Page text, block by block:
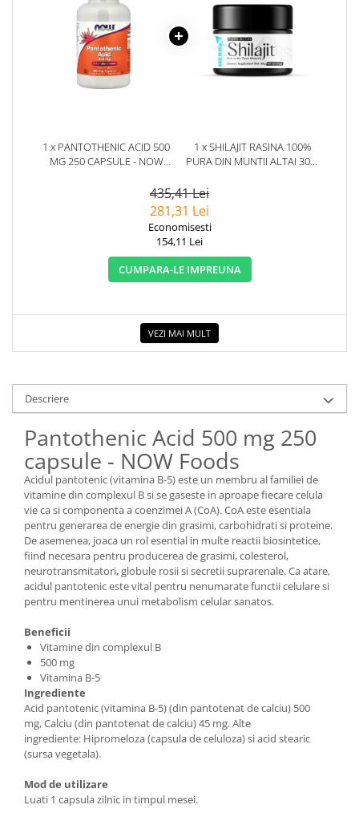
1 x PANTOTHENIC ACID 500
MG 250 CAPSULE - NOW
1 x SHILAJIT RASINA 100%
PURA DIN MUNTII ALTAI 30G.
435,41 Lei
281,31 Lei
Economisesti
154,11 Lei
CUMPARA-LE IMPREUNA
VEZI MAI MULT
Descriere
Pantothenic Acid 500 mg 250
capsule - NOW Foods
Acidul pantotenic (vitamina B-5) este un membru al familiei de
vitamine din complexul B si se gaseste in aproape fiecare celula
vie ca si componenta a coenzimei A (CoA). CoA este esentiala
pentru generarea de energie din grasimi, carbohidrati si proteine.
De asemenea, joaca un rol esential in multe reactii biosintetice,
fiind necesara pentru producerea de grasimi, colesterol,
neurotransmitatori, globule rosii si secretii suprarenale. Ca atare,
acidul pantotenic este vital pentru nenumarate functii celulare si
pentru mentinerea unui metabolism celular sanatos.
Beneficii
Vitamine din complexul B
500 mg
Vitamina B-5
Ingrediente
Acid pantotenic (vitamina B-5) (din pantotenat de calciu) 500
mg, Calciu (din pantotenat de calciu) 45 mg. Alte
ingrediente: Hipromeloza (capsula de celuloza) si acid stearic
(sursa vegetala).
Mod de utilizare
Luati 1 capsula zilnic in timpul mesei.